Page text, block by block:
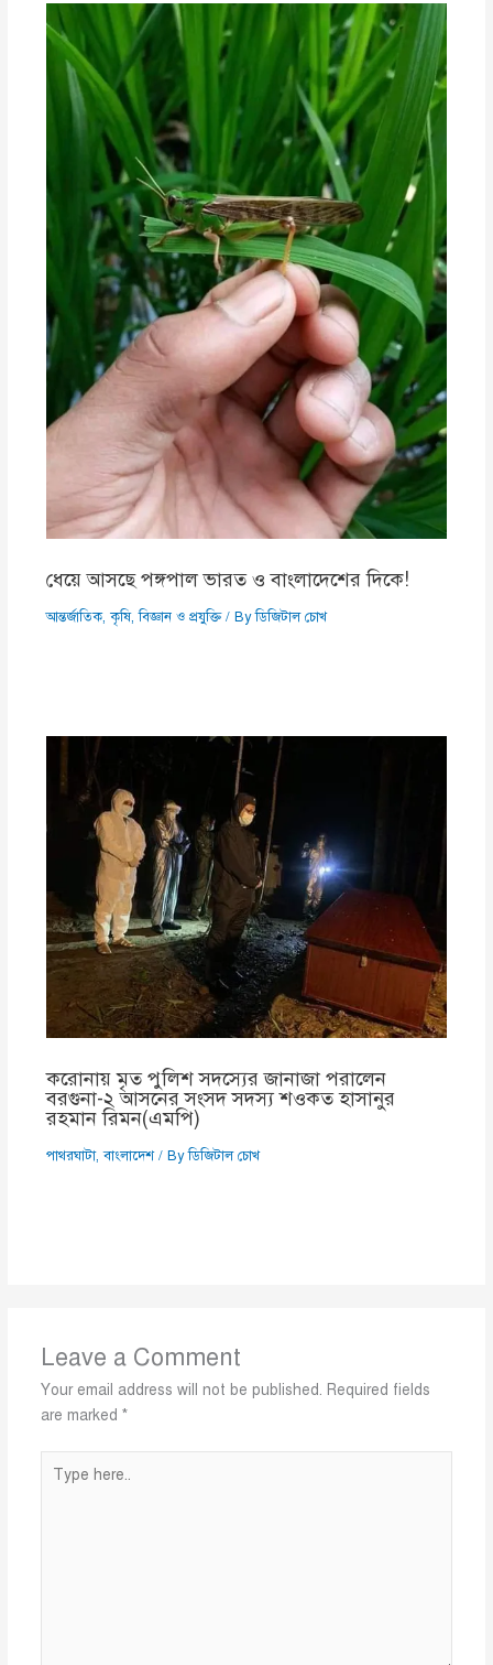
ধেয়ে আসছে পঙ্গপাল ভারত ও বাংলাদেশের দিকে!
আন্তর্জাতিক, কৃষি,বিজ্ঞান ও প্রযুক্তি/ Byডিজিটাল চোখ
করোনায় মৃত পুলিশ সদস্যের জানাজা পরালেন
বরগুনা-২ আসনের সংসদ সদস্য শওকত হাসানুর
রহমান রিমন(এমপি)
পাথরঘাটা,বাংলাদেশ/ Byডিজিটাল চোখ
Leave a Comment
Your email address will not be published. Required fields
are marked *
here..